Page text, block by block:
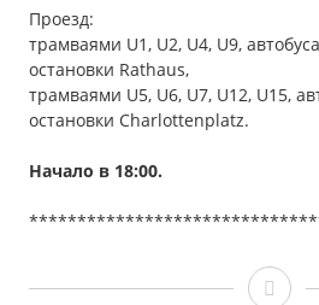
Проезд:
трамваями U1, U2, U4, U9,
остановки Rathaus,
трамваями U5, U6, U7, U12, U15,
остановки Сharlottenplatz.
Начало в 18:00.